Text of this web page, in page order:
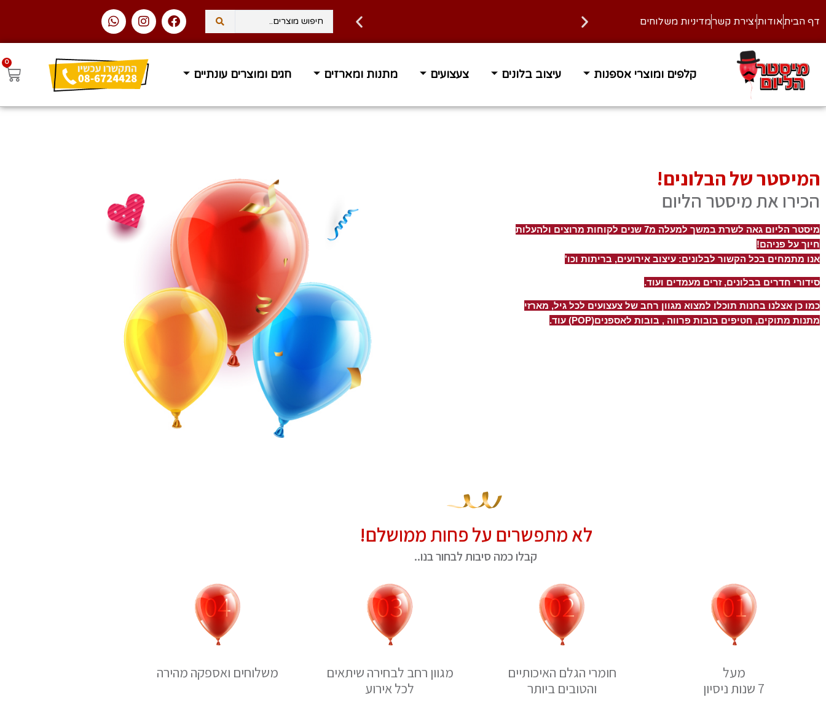
דף הביתאודותיצירת קשרמדיניות משלוחים
משלוח עד הבית בחינם ברכישה מעל 400 ₪ זמן אספקה 1-3 ימי עסקים משלוח עד הבית בחינם ברכישה מעל 400 ₪ זמן אספקה 1-3 ימי עסקים קלפים ומוצרי אספנות עיצוב בלונים צעצועים מתנות ומארזים חגים ומוצרים עונתיים
0
המיסטר של הבלונים!
הכירו את מיסטר הליום
מיסטר הליום גאה לשרת במשך למעלה מ7 שנים לקוחות מרוצים ולהעלות
חיוך על פניהם!
אנו מתמחים בכל הקשור לבלונים: עיצוב אירועים, בריתות וכו'
סידורי חדרים בבלונים, זרים מעמדים ועוד.
כמו כן אצלנו בחנות תוכלו למצוא מגוון רחב של צעצועים לכל גיל, מארזי
מתנות מתוקים, חטיפים בובות פרווה , בובות לאספנים(POP) עוד.
לא מתפשרים על פחות ממושלם!
קבלו כמה סיבות לבחור בנו..
מעל
7 שנות ניסיון
חומרי הגלם האיכותיים
והטובים ביותר
מגוון רחב לבחירה שיתאים
לכל אירוע
משלוחים ואספקה מהירה